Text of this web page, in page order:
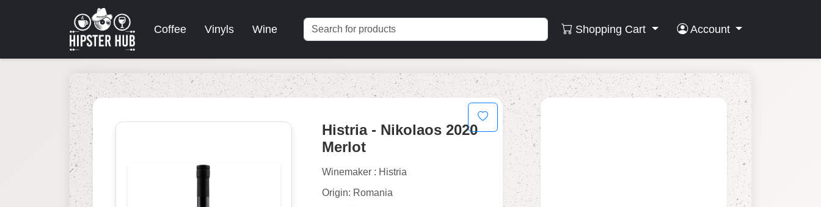
Coffee Vinyls Wine Shopping Cart Account
Histria - Nikolaos 2020
Merlot
Winemaker : Histria
Origin: Romania